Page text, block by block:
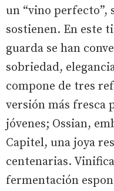
un “vino perfecto”,
sostienen. En este
guarda se han
sobriedad,
compone de tres
versión más fresca
jóvenes; Ossian,
Capitel, una joya
centenarias.
fermentación